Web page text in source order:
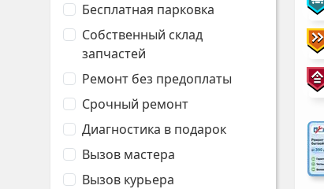
Бесплатная парковка
Собственный склад
запчастей
Ремонт без предоплаты
Срочный ремонт
Диагностика в подарок
Вызов мастера
Вызов курьера